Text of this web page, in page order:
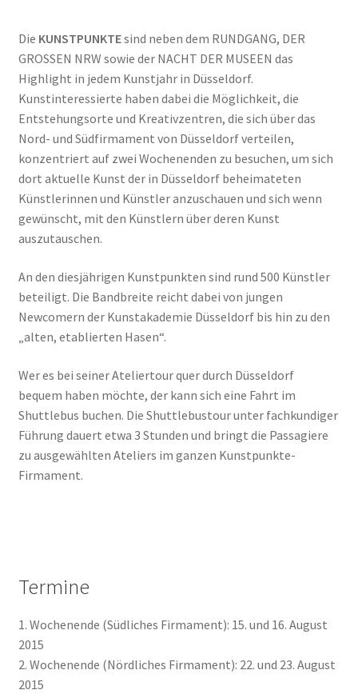
Die KUNSTPUNKTEsind neben dem RUNDGANG, DER
GROSSEN NRW sowie der NACHT DER MUSEEN das
Highlight in jedem Kunstjahr in Düsseldorf.
Kunstinteressierte haben dabei die Möglichkeit, die
Entstehungsorte und Kreativzentren, die sich über das
Nord- und Südfirmament von Düsseldorf verteilen,
konzentriert auf zwei Wochenenden zu besuchen, um sich
dort aktuelle Kunst der in Düsseldorf beheimateten
Künstlerinnen und Künstler anzuschauen und sich wenn
gewünscht, mit den Künstlern über deren Kunst
auszutauschen.
An den diesjährigen Kunstpunkten sind rund 500 Künstler
beteiligt. Die Bandbreite reicht dabei von jungen
Newcomern der Kunstakademie Düsseldorf bis hin zu den
„alten, etablierten Hasen“.
Wer es bei seiner Ateliertour quer durch Düsseldorf
bequem haben möchte, der kann sich eine Fahrt im
Shuttlebus buchen. Die Shuttlebustour unter fachkundiger
Führung dauert etwa 3 Stunden und bringt die Passagiere
zu ausgewählten Ateliers im ganzen Kunstpunkte-
Firmament.
Termine
1. Wochenende (Südliches Firmament): 15. und 16. August
2015
2. Wochenende (Nördliches Firmament): 22. und 23. August
2015